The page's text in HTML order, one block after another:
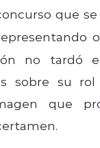
que se
no tardó
sobre su
que